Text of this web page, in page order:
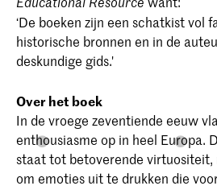
‘De boeken zijn een schatkist vol
historische bronnen en in de
deskundige gids.'
Over het boek
In de vroege zeventiende eeuw
enthousiasme op in heel Europa.
staat tot betoverende virtuositeit,
om emoties uit te drukken die